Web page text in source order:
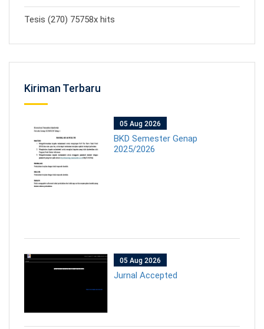
Tesis (270) 75758x hits
Kiriman Terbaru
05 Aug 2026
BKD Semester Genap
2025/2026
05 Aug 2026
Jurnal Accepted